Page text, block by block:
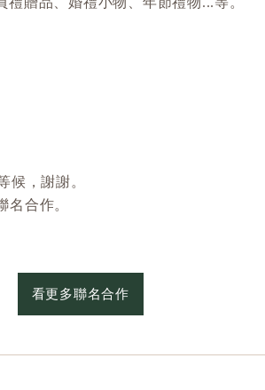
候，謝謝。
名合作。
看更多聯名合作